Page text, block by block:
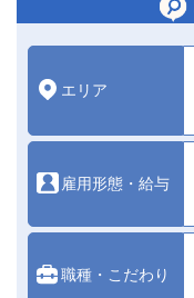
エリア
雇用形態・給与
職種・こだわり